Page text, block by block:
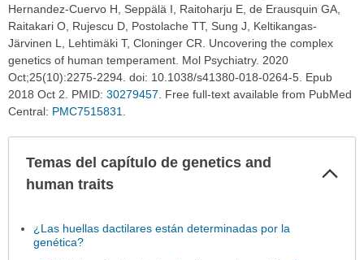
Hernandez-Cuervo H, Seppälä I, Raitoharju E, de Erausquin GA,
Raitakari O, Rujescu D, Postolache TT, Sung J, Keltikangas-
Järvinen L, Lehtimäki T, Cloninger CR. Uncovering the complex
genetics of human temperament. Mol Psychiatry. 2020
Oct;25(10):2275-2294. doi: 10.1038/s41380-018-0264-5. Epub
2018 Oct 2. PMID: 30279457 . Free full-text available from PubMed
Central: PMC7515831
Temas del capítulo de genetics and
human traits
¿Las huellas dactilares están determinadas por la
genética?